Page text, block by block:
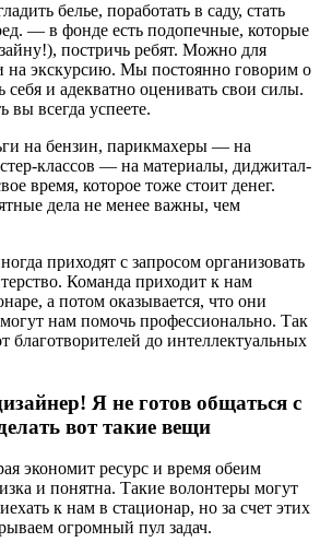
белье, поработать в саду, стать
— в фонде есть подопечные, которые
постричь ребят. Можно для
на экскурсию. Мы постоянно говорим о
себя и адекватно оценивать свои силы.
вы всегда успеете.
на бензин, парикмахеры — на
классов — на материалы, диджитал-
время, которое тоже стоит денег.
дела не менее важны, чем
приходят с запросом организовать
Команда приходит к нам
а потом оказывается, что они
нам помочь профессионально. Так
благотворителей до интеллектуальных
Я не готов общаться с
вот такие вещи
экономит ресурс и время обеим
и понятна. Такие волонтеры могут
к нам в стационар, но за счет этих
огромный пул задач.